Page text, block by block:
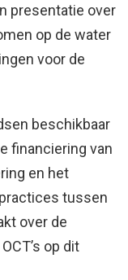
presentatie over
op de water
voor de
beschikbaar
financiering van
en het
tussen
over de
op dit